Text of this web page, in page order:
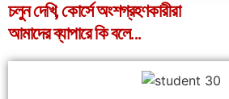
চলুন দেখি, কোর্সে অংশগ্রহণকারীরা
আমাদের ব্যাপারে কি বলে...